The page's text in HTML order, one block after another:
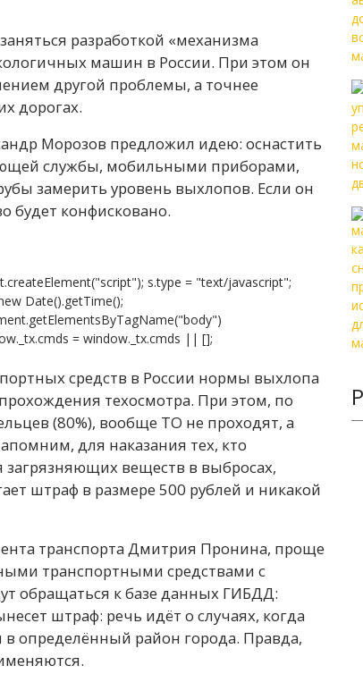
разработкой «механизма
машин в России. При этом он
другой проблемы, а точнее
дорогах.
Морозов предложил идею: оснастить
службы, мобильными приборами,
замерить уровень выхлопов. Если он
будет конфисковано.
s.type = "text/javascript";
Date().getTime();
= window._tx.cmds || [];
средств в России нормы выхлопа
техосмотра. При этом, по
(80%), вообще ТО не проходят, а
для наказания тех, кто
веществ в выбросах,
штраф в размере 500 рублей и никакой
транспорта Дмитрия Пронина, проще
транспортными средствами с
обращаться к базе данных ГИБДД:
штраф: речь идёт о случаях, когда
определённый район города. Правда,